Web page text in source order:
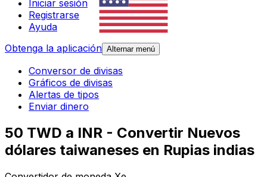
Iniciar sesión
Registrarse
Ayuda
Obtenga la aplicación Alternar menú
Conversor de divisas
Gráficos de divisas
Alertas de tipos
Enviar dinero
50 TWD a INR - Convertir Nuevos
dólares taiwaneses en Rupias indias